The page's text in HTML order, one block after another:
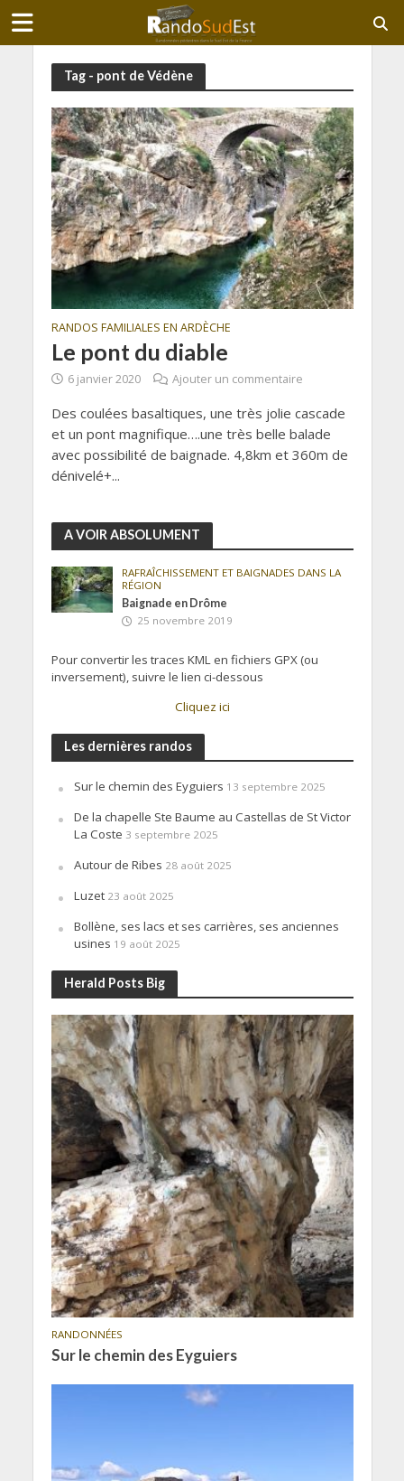
Tag - pont de Védène
RANDOS FAMILIALES EN ARDÈCHE
Le pont du diable
6 janvier 2020 Ajouter un commentaire
Des coulées basaltiques, une très jolie cascade
et un pont magnifique….une très belle balade
avec possibilité de baignade. 4,8km et 360m de
dénivelé+...
A VOIR ABSOLUMENT
RAFRAÎCHISSEMENT ET BAIGNADES DANS LA
RÉGION
Baignade en Drôme
25 novembre 2019
Pour convertir les traces KML en fichiers GPX (ou
inversement), suivre le lien ci-dessous
Cliquez ici
Les dernières randos
Sur le chemin des Eyguiers 13 septembre 2025
De la chapelle Ste Baume au Castellas de St Victor
La Coste 3 septembre 2025
Autour de Ribes 28 août 2025
Luzet 23 août 2025
Bollène, ses lacs et ses carrières, ses anciennes
usines 19 août 2025
Herald Posts Big
RANDONNÉES
Sur le chemin des Eyguiers